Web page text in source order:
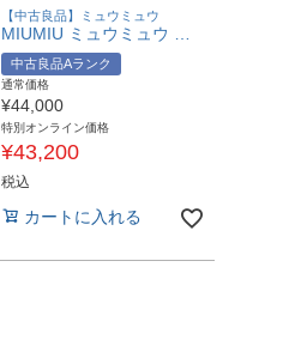
【中古良品】ミュウミュウ
中古良品Aランク
通常価格
¥44,000
特別オンライン価格
¥43,200
税込
カートに入れる